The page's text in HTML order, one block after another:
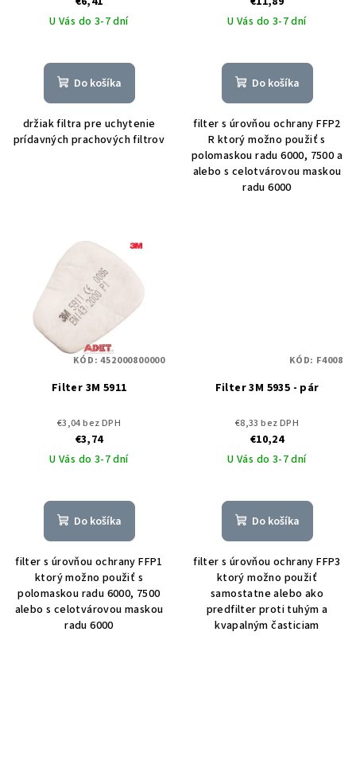
U Vás do 3-7 dní
Do košíka
držiak filtra pre uchytenie
prídavných prachových filtrov
U Vás do 3-7 dní
Do košíka
filter s úrovňou ochrany FFP2
R ktorý možno použiť s
polomaskou radu 6000, 7500 a
alebo s celotvárovou maskou
radu 6000
Filter 3M 5911
€3,04 bez DPH
€3,74
U Vás do 3-7 dní
Do košíka
filter s úrovňou ochrany FFP1
ktorý možno použiť s
polomaskou radu 6000, 7500
alebo s celotvárovou maskou
radu 6000
KÓD:452000800000
Filter 3M 5935 - pár
€8,33 bez DPH
€10,24
U Vás do 3-7 dní
Do košíka
filter s úrovňou ochrany FFP3
ktorý možno použiť
samostatne alebo ako
predfilter proti tuhým a
kvapalným časticiam
KÓD: F4008